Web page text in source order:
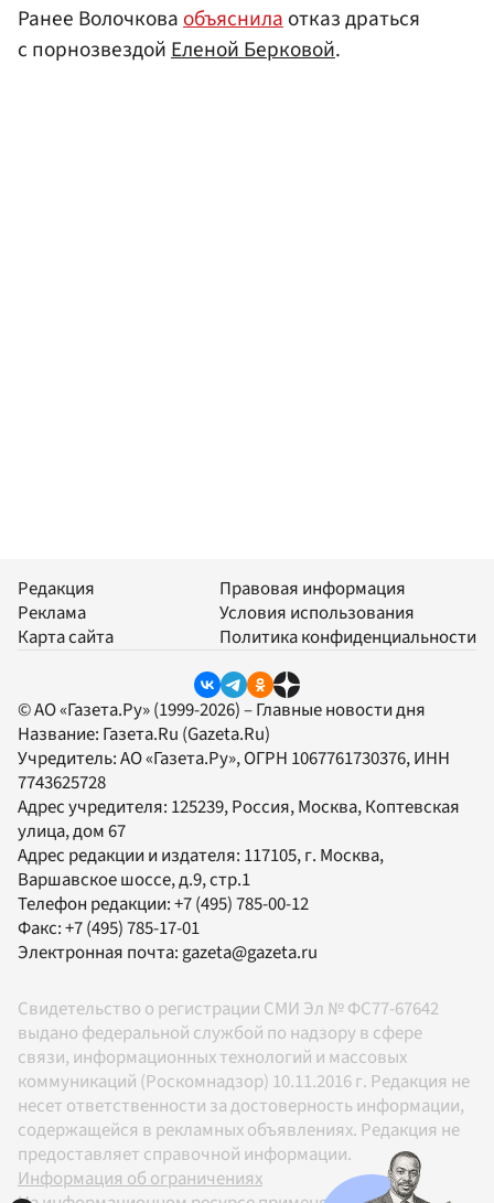
Ранее Волочковаобъяснилаотказ драться
с порнозвездойЕленой Берковой.
Редакция
Реклама
Карта сайта
Правовая информация
Условия использования
Политика конфиденциальности
© АО «Газета.Ру» (1999-2026) – Главные новости дня
Название: Газета.Ru (Gazeta.Ru)
Учредитель:АО «Газета.Ру», ОГРН 1067761730376, ИНН
7743625728
Адрес учредителя: 125239, Россия, Москва, Коптевская
улица, дом 67
Адрес редакции и издателя: 117105, г. Москва,
Варшавское шоссе, д.9, стр.1
Телефон редакции:+7 (495) 785-00-12
Факс:+7 (495) 785-17-01
Электронная почта:gazeta@gazeta.ru
Свидетельство о регистрации СМИ Эл № ФС77-67642
выдано федеральной службой по надзору в сфере
связи, информационных технологий и массовых
коммуникаций (Роскомнадзор) 10.11.2016 г. Редакция не
несет ответственности за достоверность информации,
содержащейся в рекламных объявлениях. Редакция не
предоставляет справочной информации.
Информация об ограничениях